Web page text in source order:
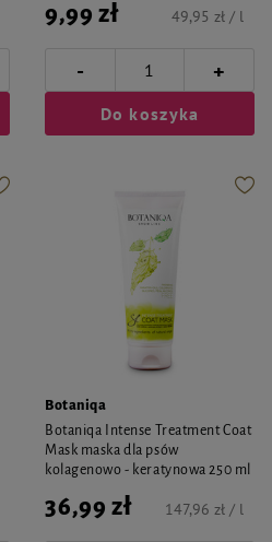
9,99 zł 49,95 zł / l
- +
Do koszyka
Botaniqa
Botaniqa Intense Treatment Coat
Mask maska dla psów
kolagenowo - keratynowa 250 ml
36,99 zł 147,96 zł / l